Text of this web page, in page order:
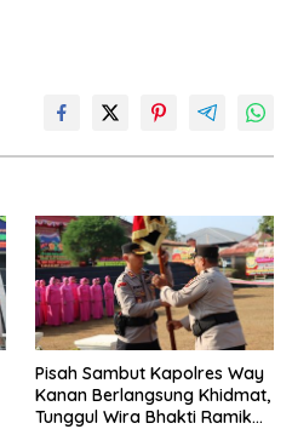
Pisah Sambut Kapolres Way
Kanan Berlangsung Khidmat,
Tunggul Wira Bhakti Ramik